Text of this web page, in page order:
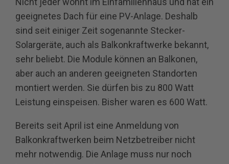
geeignetes Dach für eine PV-Anlage. Deshalb
sind seit einiger Zeit sogenannte Stecker-
Solargeräte, auch als Balkonkraftwerke bekannt,
sehr beliebt. Die Module können an Balkonen,
aber auch an anderen geeigneten Standorten
montiert werden. Sie dürfen bis zu 800 Watt
Leistung einspeisen. Bisher waren es 600 Watt.
Bereits seit April ist eine Anmeldung von
Balkonkraftwerken beim Netzbetreiber nicht
mehr notwendig. Die Anlage muss nur noch